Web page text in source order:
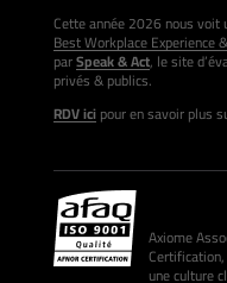
Cette année 2026 nous
Best Workplace Experience
parSpeak & Act, le site
privés & publics.
RDV icipour en savoir plus
Axiome
une culture